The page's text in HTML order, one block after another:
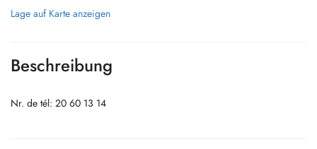
Lage auf Karte anzeigen
Beschreibung
Nr. de tél: 20 60 13 14